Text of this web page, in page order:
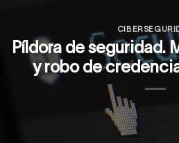
Píldora de seguridad.
y robo de